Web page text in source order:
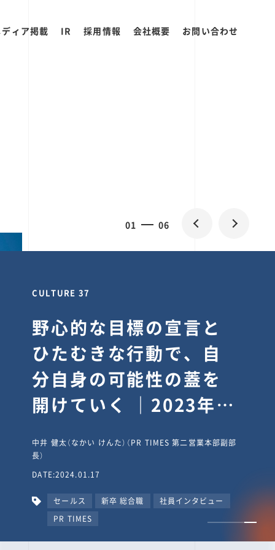
ィア掲載 IR 採用情報 会社概要 お問い合わせ
0 06
CULTURE 30
逆境では自分のスタン
スを変え“予想を裏切
り、期待を超える”【真
輔塾・前編】
山田真輔（やまだ しんすけ）（執行役員 兼 Jooto事業部
長）
DATE:2023.09.08
カルチャー CxO キャリア入社 Jooto